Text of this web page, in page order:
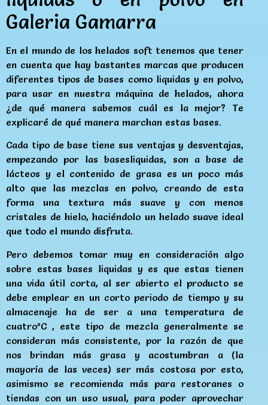
Galeria Gamarra
En el mundo de los helados soft tenemos que tener
en cuenta que hay bastantes marcas que producen
diferentes tipos de bases como liquidas y en polvo,
para usar en nuestra máquina de helados, ahora
¿de qué manera sabemos cuál es la mejor? Te
explicaré de qué manera marchan estas bases.
Cada tipo de base tiene sus ventajas y desventajas,
empezando por las basesliquidas, son a base de
lácteos y el contenido de grasa es un poco más
alto que las mezclas en polvo, creando de esta
forma una textura más suave y con menos
cristales de hielo, haciéndolo un helado suave ideal
que todo el mundo disfruta.
Pero debemos tomar muy en consideración algo
sobre estas bases liquidas y es que estas tienen
una vida útil corta, al ser abierto el producto se
debe emplear en un corto periodo de tiempo y su
almacenaje ha de ser a una temperatura de
cuatroºC , este tipo de mezcla generalmente se
consideran más consistente, por la razón de que
nos brindan más grasa y acostumbran a (la
mayoría de las veces) ser más costosa por esto,
asimismo se recomienda más para restoranes o
tiendas con un uso usual, para poder aprovechar